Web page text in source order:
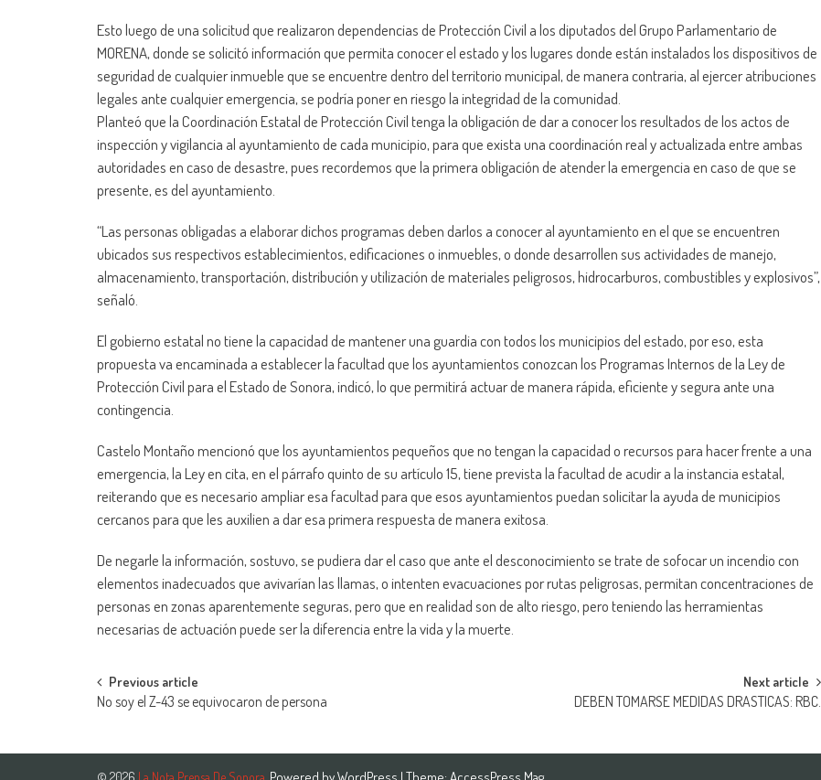
Esto luego de una solicitud que realizaron dependencias de Protección Civil a los diputados del Grupo Parlamentario de
MORENA, donde se solicitó información que permita conocer el estado y los lugares donde están instalados los dispositivos de
seguridad de cualquier inmueble que se encuentre dentro del territorio municipal, de manera contraria, al ejercer atribuciones
legales ante cualquier emergencia, se podría poner en riesgo la integridad de la comunidad.
Planteó que la Coordinación Estatal de Protección Civil tenga la obligación de dar a conocer los resultados de los actos de
inspección y vigilancia al ayuntamiento de cada municipio, para que exista una coordinación real y actualizada entre ambas
autoridades en caso de desastre, pues recordemos que la primera obligación de atender la emergencia en caso de que se
presente, es del ayuntamiento.
“Las personas obligadas a elaborar dichos programas deben darlos a conocer al ayuntamiento en el que se encuentren
ubicados sus respectivos establecimientos, edificaciones o inmuebles, o donde desarrollen sus actividades de manejo,
almacenamiento, transportación, distribución y utilización de materiales peligrosos, hidrocarburos, combustibles y explosivos”,
señaló.
El gobierno estatal no tiene la capacidad de mantener una guardia con todos los municipios del estado, por eso, esta
propuesta va encaminada a establecer la facultad que los ayuntamientos conozcan los Programas Internos de la Ley de
Protección Civil para el Estado de Sonora, indicó, lo que permitirá actuar de manera rápida, eficiente y segura ante una
contingencia.
Castelo Montaño mencionó que los ayuntamientos pequeños que no tengan la capacidad o recursos para hacer frente a una
emergencia, la Ley en cita, en el párrafo quinto de su artículo 15, tiene prevista la facultad de acudir a la instancia estatal,
reiterando que es necesario ampliar esa facultad para que esos ayuntamientos puedan solicitar la ayuda de municipios
cercanos para que les auxilien a dar esa primera respuesta de manera exitosa.
De negarle la información, sostuvo, se pudiera dar el caso que ante el desconocimiento se trate de sofocar un incendio con
elementos inadecuados que avivarían las llamas, o intenten evacuaciones por rutas peligrosas, permitan concentraciones de
personas en zonas aparentemente seguras, pero que en realidad son de alto riesgo, pero teniendo las herramientas
necesarias de actuación puede ser la diferencia entre la vida y la muerte.
Post
Previous article
No soy el Z-43 se equivocaron de persona
Next article
DEBEN TOMARSE MEDIDAS DRASTICAS: RBC.